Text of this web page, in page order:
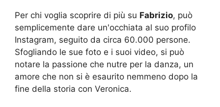
Per chi voglia scoprire di più su Fabrizio, può
semplicemente dare un'occhiata al suo profilo
Instagram, seguito da circa 60.000 persone.
Sfogliando le sue foto e i suoi video, si può
notare la passione che nutre per la danza, un
amore che non si è esaurito nemmeno dopo la
fine della storia con Veronica.